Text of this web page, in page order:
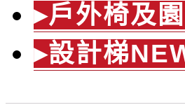
▸戶外椅及
▸設計梯